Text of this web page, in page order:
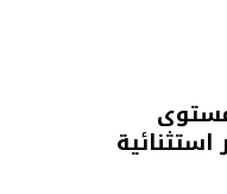
مستوى